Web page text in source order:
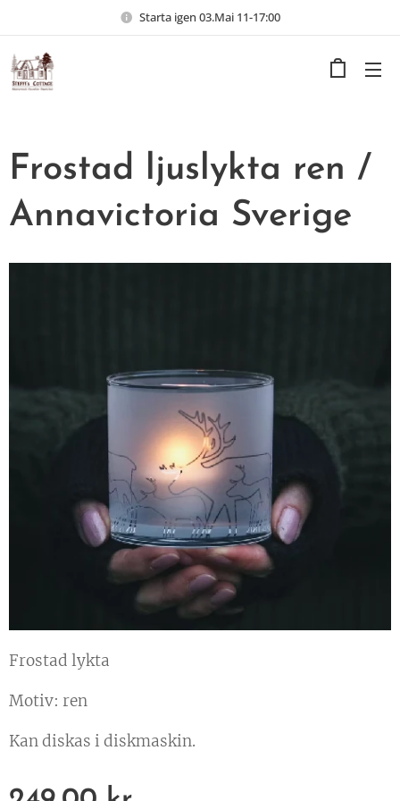
Starta igen 03.Mai 11-17:00
Frostad ljuslykta ren /
Annavictoria Sverige
Frostad lykta
Motiv: ren
Kan diskas i diskmaskin.